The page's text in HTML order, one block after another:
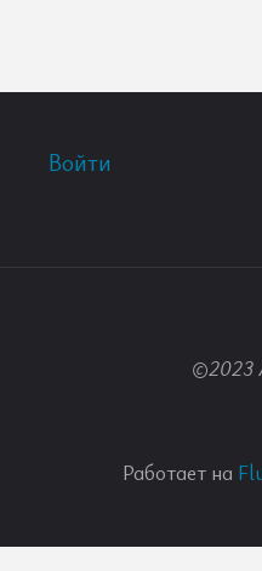
Войти
©2023
Работает на